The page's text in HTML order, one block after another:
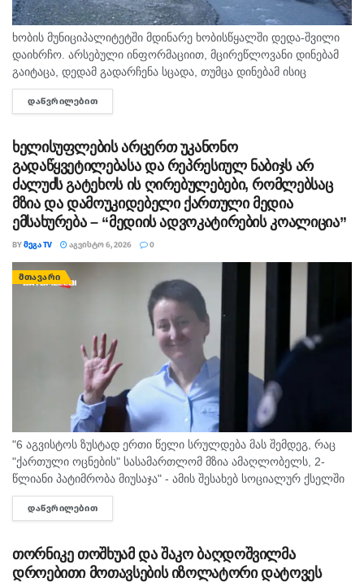
ხობის მუნიციპალიტეტში მდინარე ხობისწყალში დედა-შვილი
დაიხრჩო. არსებული ინფორმაციით, მცირეწლოვანი დინებამ
გაიტაცა, დედამ გადარჩენა სცადა, თუმცა დინებამ ისიც
გაიტაცა. ბავშვის ცხედარი ადგილობრივმა იპოვა და
მდინარიდან ამოასვენა. დედის სამძებრო-სამაშველო
ᲓᲐᲬᲕᲠᲘᲚᲔᲑᲘᲗ
ხელისუფლების არცერთ უკანონო
გადაწყვეტილებასა და რეპრესიულ ნაბიჯს არ
ძალუძს გატეხოს ის ღირებულებები, რომლებსაც
მზია და დამოუკიდებელი ქართული მედია
ემსახურება – “მედიის ადვოკატირების კოალიცია”
BYᲛᲔᲒᲐ TV ᲐᲒᲕᲘᲡᲢᲝ 6, 2026 0
ᲛᲗᲐᲕᲐᲠᲘ
"6 აგვისტოს ზუსტად ერთი წელი სრულდება მას შემდეგ, რაც
"ქართული ოცნების" სასამართლომ მზია ამაღლობელს, 2-
წლიანი პატიმრობა მიუსაჯა" - ამის შესახებ სოციალურ ქსელში
"მედიის ადვოკატირების კოალიცია" წერს და დაკავებულ
ჟურნალისტს სოლიდარობას უცხადებს. ორგანიზაცია...
ᲓᲐᲬᲕᲠᲘᲚᲔᲑᲘᲗ
თორნიკე თოშხუამ და შაკო ბაღდოშვილმა
დროებითი მოთავსების იზოლატორი დატოვეს